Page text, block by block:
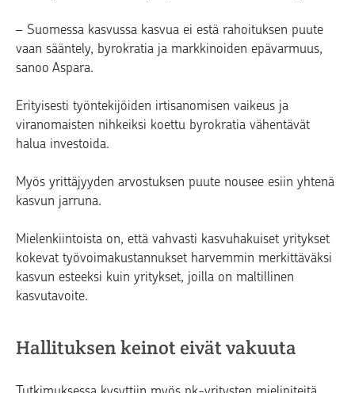
– Suomessa kasvussa kasvua ei estä rahoituksen puute
vaan sääntely, byrokratia ja markkinoiden epävarmuus,
sanoo Aspara.
Erityisesti työntekijöiden irtisanomisen vaikeus ja
viranomaisten nihkeiksi koettu byrokratia vähentävät
halua investoida.
Myös yrittäjyyden arvostuksen puute nousee esiin yhtenä
kasvun jarruna.
Mielenkiintoista on, että vahvasti kasvuhakuiset yritykset
kokevat työvoimakustannukset harvemmin merkittäväksi
kasvun esteeksi kuin yritykset, joilla on maltillinen
kasvutavoite.
Hallituksen keinot eivät vakuuta